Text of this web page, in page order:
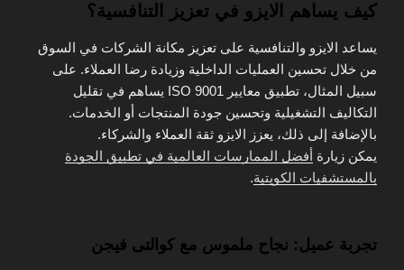
كيف يساهم الايزو في تعزيز التنافسية؟
يساعد الايزو والتنافسية على تعزيز مكانة الشركات في السوق
من خلال تحسين العمليات الداخلية وزيادة رضا العملاء. على
سبيل المثال، تطبيق معايير ISO 9001 يساهم في تقليل
التكاليف التشغيلية وتحسين جودة المنتجات أو الخدمات.
بالإضافة إلى ذلك، يعزز الايزو ثقة العملاء والشركاء.
يمكن زيارة أفضل الممارسات العالمية في تطبيق الجودة
بالمستشفيات الكويتية.
تجربة عميل: نجاح ملموس مع كوالتى فيجن